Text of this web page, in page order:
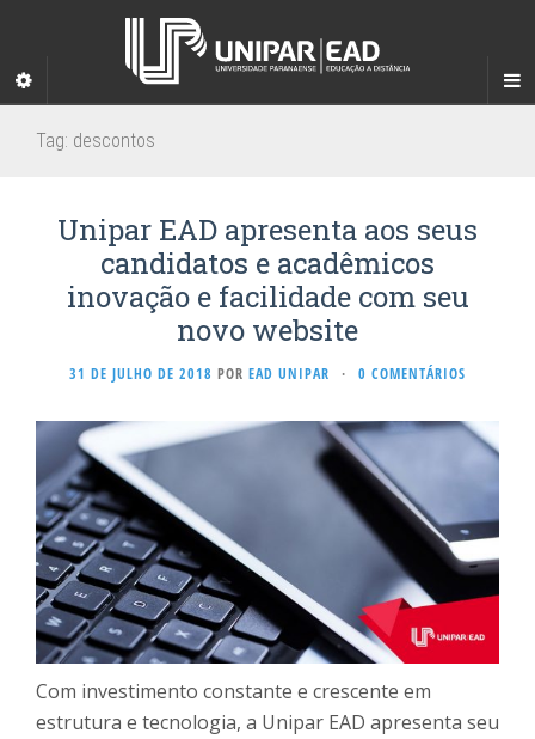
Tag: descontos
Unipar EAD apresenta aos seus
candidatos e acadêmicos
inovação e facilidade com seu
novo website
31 DE JULHO DE 2018 POR EAD UNIPAR · 0 COMENTÁRIOS
Com investimento constante e crescente em
estrutura e tecnologia, a Unipar EAD apresenta seu